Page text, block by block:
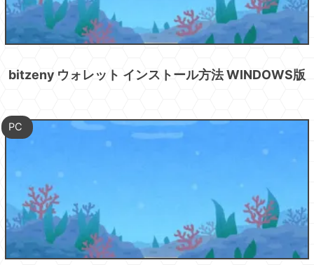
bitzeny ウォレット インストール方法 WINDOWS版
PC